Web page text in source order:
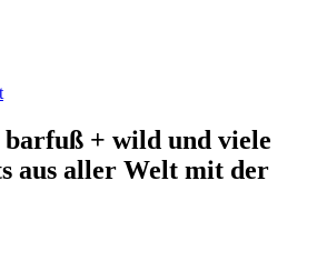
+ wild und viele
aus aller Welt mit der